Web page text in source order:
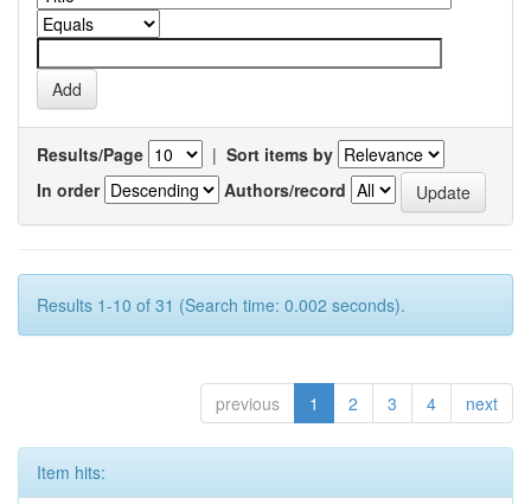
Results/Page | Sort items by
In order
Authors/record
Results 1-10 of 31 (Search time: 0.002 seconds).
previous 1 2 3 4 next
Item hits: